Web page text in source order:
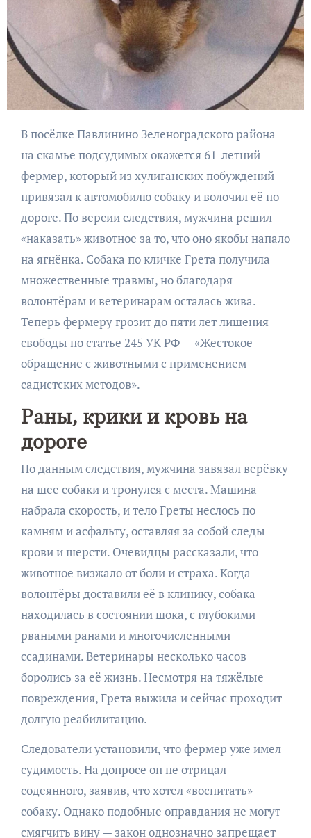
В посёлке Павлинино Зеленоградского района
на скамье подсудимых окажется 61-летний
фермер, который из хулиганских побуждений
привязал к автомобилю собаку и волочил её по
дороге. По версии следствия, мужчина решил
«наказать» животное за то, что оно якобы напало
на ягнёнка. Собака по кличке Грета получила
множественные травмы, но благодаря
волонтёрам и ветеринарам осталась жива.
Теперь фермеру грозит до пяти лет лишения
свободы по статье 245 УК РФ — «Жестокое
обращение с животными с применением
садистских методов».
Раны, крики и кровь на
дороге
По данным следствия, мужчина завязал верёвку
на шее собаки и тронулся с места. Машина
набрала скорость, и тело Греты неслось по
камням и асфальту, оставляя за собой следы
крови и шерсти. Очевидцы рассказали, что
животное визжало от боли и страха. Когда
волонтёры доставили её в клинику, собака
находилась в состоянии шока, с глубокими
рваными ранами и многочисленными
ссадинами. Ветеринары несколько часов
боролись за её жизнь. Несмотря на тяжёлые
повреждения, Грета выжила и сейчас проходит
долгую реабилитацию.
Следователи установили, что фермер уже имел
судимость. На допросе он не отрицал
содеянного, заявив, что хотел «воспитать»
собаку. Однако подобные оправдания не могут
смягчить вину — закон однозначно запрещает